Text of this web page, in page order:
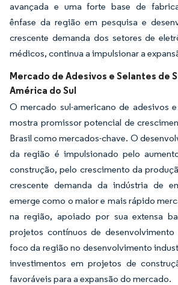
avançada e uma forte base de
ênfase da região em pesquisa e
crescente demanda dos setores de
médicos, continua a impulsionar a
Mercado de Adesivos e Selantes de
América do Sul
O mercado sul-americano de adesivos
mostra promissor potencial de
Brasil como mercados-chave. O
da região é impulsionado pelo
construção, pelo crescimento da
crescente demanda da indústria de
emerge como o maior e mais rápido
na região, apoiado por sua extensa
projetos contínuos de
foco da região no desenvolvimento
investimentos em projetos de
favoráveis para a expansão do mercado.